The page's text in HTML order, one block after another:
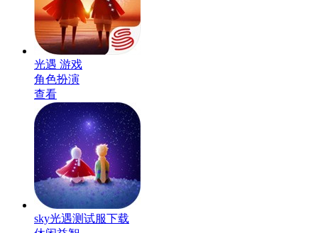
光遇 游戏
角色扮演
查看
sky光遇测试服下载